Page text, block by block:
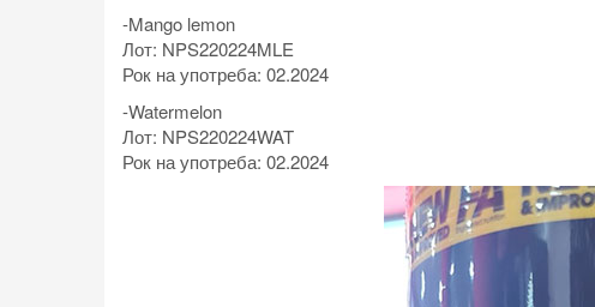
-Mango lemon
Лот: NPS220224MLE
Рок на употреба: 02.2024
-Watermelon
Лот: NPS220224WAT
Рок на употреба: 02.2024